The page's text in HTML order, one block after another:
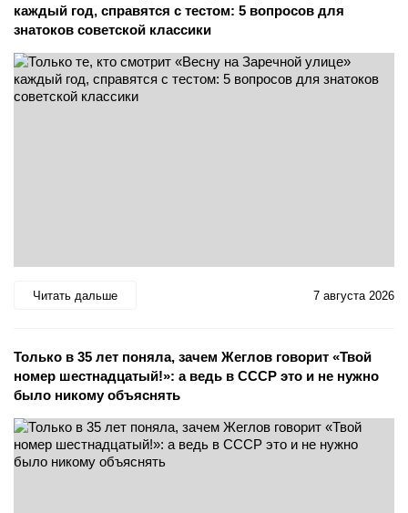
каждый год, справятся с тестом: 5 вопросов для
знатоков советской классики
Читать дальше 7 августа 2026
Только в 35 лет поняла, зачем Жеглов говорит «Твой
номер шестнадцатый!»: а ведь в СССР это и не нужно
было никому объяснять